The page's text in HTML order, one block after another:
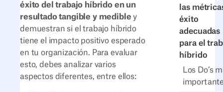
las
éxito
adecuadas
para el
híbrido
Los Do’s
éxito del trabajo híbrido en un
resultado tangible y medible y
demuestran si el trabajo híbrido
tiene el impacto positivo esperado
en tu organización. Para evaluar
esto, debes analizar varios
aspectos diferentes, entre ellos: